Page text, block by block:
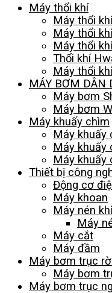
Máy thổi khí
Máy thổi
Máy thổi
Máy thổi
Thổi khí
Máy thổi
MÁY BƠM DÂN
Máy bơm
Máy bơm
Máy khuấy chìm
Máy khuấy
Máy khuấy
Máy khuấy
Thiết bị công
Động cơ
Máy khoan
Máy nén khí
Máy
Máy cắt
Máy đầm
Máy bơm trục
Máy bơm
Máy bơm trục